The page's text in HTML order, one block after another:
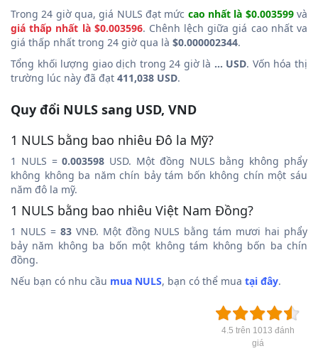
Trong 24 giờ qua, giá NULS đạt mức cao nhất là $0.003599và
giá thấp nhất là $0.003596. Chênh lệch giữa giá cao nhất va
giá thấp nhất trong 24 giờ qua là $0.000002344.
Tổng khối lượng giao dịch trong 24 giờ là ... USD. Vốn hóa thị
trường lúc này đã đạt 411,038 USD.
Quy đổi NULS sang USD, VND
1 NULS bằng bao nhiêu Đô la Mỹ?
1 NULS =0.003598 USD. Một đồng NULS bằng không phẩy
không không ba năm chín bảy tám bốn không chín một sáu
năm đô la mỹ.
1 NULS bằng bao nhiêu Việt Nam Đồng?
1 NULS = 83VNĐ. Một đồng NULS bằng tám mươi hai phẩy
bảy năm không ba bốn một không tám không bốn ba chín
đồng.
Nếu bạn có nhu cầu mua NULS, bạn có thể mua tại đây.
4.5 trên 1013 đánh
giá